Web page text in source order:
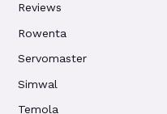
Reviews
Rowenta
Servomaster
Simwal
Temola